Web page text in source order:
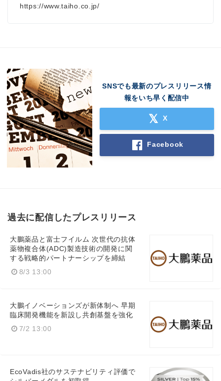
https://www.taiho.co.jp/
SNSでも最新のプレスリリース情
報をいち早く配信中
X
Facebook
過去に配信したプレスリリース
大鵬薬品と富士フイルム 次世代の抗体
薬物複合体(ADC)製造技術の開発に関
する戦略的パートナーシップを締結
8/3 13:00
大鵬イノベーションズが新体制へ 早期
臨床開発機能を新設し共創基盤を強化
7/2 13:00
EcoVadis社のサステナビリティ評価で
Japanese